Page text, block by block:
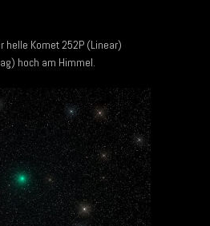
helle Komet 252P (Linear)
hoch am Himmel.